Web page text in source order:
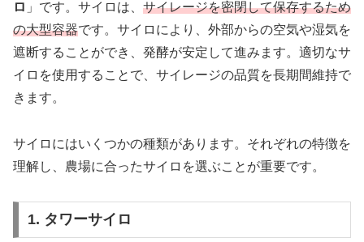
ロ 」です。サイロは、 サイレージを密閉して保存するため
の大型容器です。サイロにより、外部からの空気や湿気を
遮断することができ、発酵が安定して進みます。適切なサ
イロを使用することで、サイレージの品質を長期間維持で
きます。
サイロにはいくつかの種類があります。それぞれの特徴を
理解し、農場に合ったサイロを選ぶことが重要です。
1. タワーサイロ